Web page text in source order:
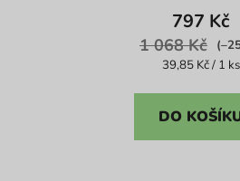
je
4,3
5
797 Kč
1 068 Kč
Měrná
39,85 Kč / 1 ks
DO